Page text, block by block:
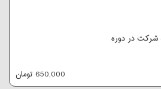
شرکت در دوره
650,000 تومان